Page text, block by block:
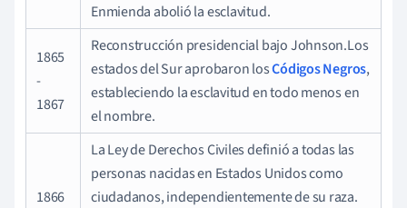
Enmienda abolió la esclavitud.
1865
-
1867
Reconstrucción presidencial bajo Johnson.Los
estados del Sur aprobaron losCódigos Negros,
estableciendo la esclavitud en todo menos en
el nombre.
1866
La Ley de Derechos Civiles definió a todas las
personas nacidas en Estados Unidos como
ciudadanos, independientemente de su raza.